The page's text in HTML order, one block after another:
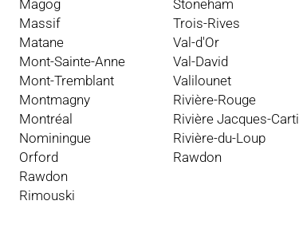
Magog
Massif
Matane
Mont-Sainte-Anne
Mont-Tremblant
Montmagny
Montréal
Nominingue
Orford
Rawdon
Rimouski
Stoneham
Trois-Rives
Val-d'Or
Val-David
Valilounet
Rivière-Rouge
Rivière Jacques-
Rivière-du-Loup
Rawdon